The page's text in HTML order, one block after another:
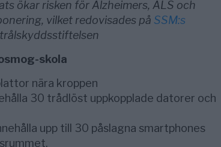
ökar risken för Alzheimers, ALS och
vilket redovisades på SSM:s
skola
nära kroppen
30 trådlöst uppkopplade datorer och
upp till 30 påslagna smartphones